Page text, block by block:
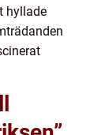
hyllade